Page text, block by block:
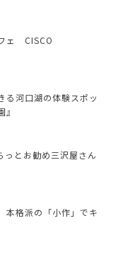
ェ CISCO
る河口湖の体験スポッ
とお勧め三沢屋さん
本格派の「小作」でキ